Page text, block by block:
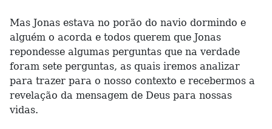
Mas Jonas estava no porão do navio dormindo e
alguém o acorda e todos querem que Jonas
repondesse algumas perguntas que na verdade
foram sete perguntas, as quais iremos analizar
para trazer para o nosso contexto e recebermos a
revelação da mensagem de Deus para nossas
vidas.